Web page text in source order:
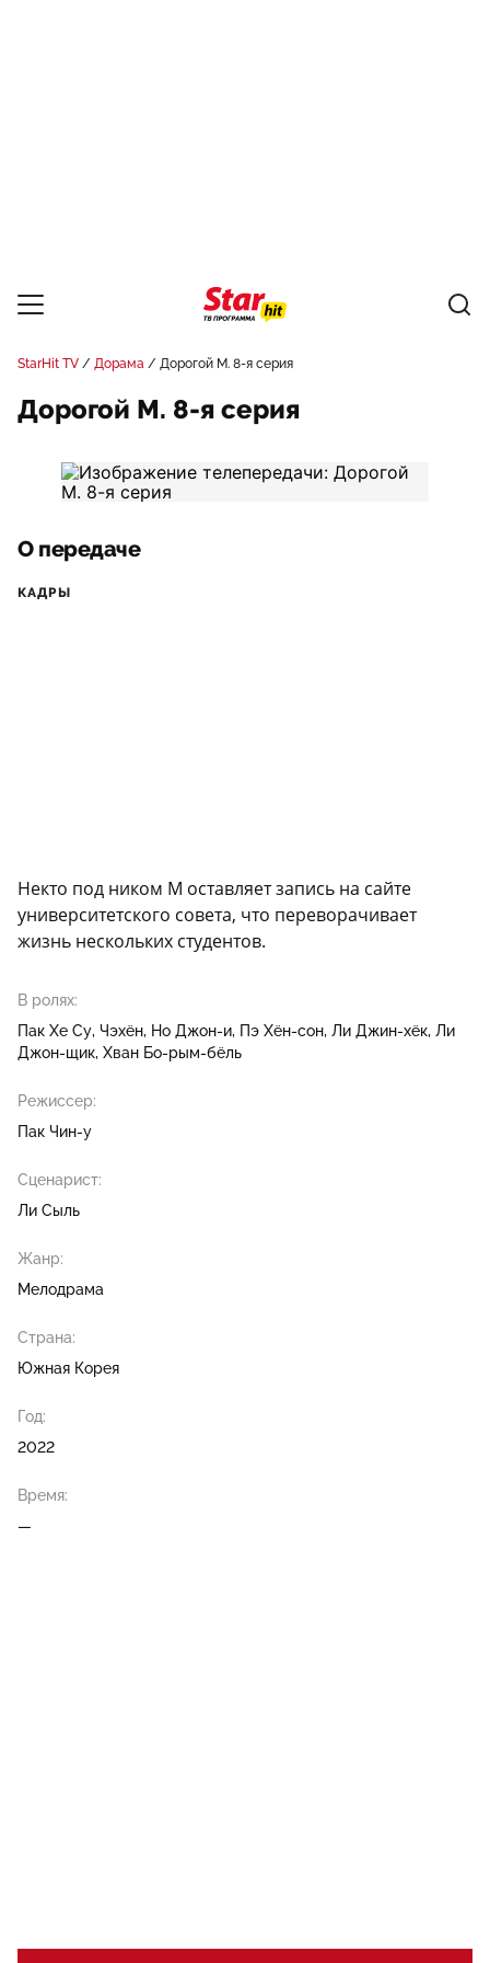
StarHit TV Дорама Дорогой М. 8-я серия
Дорогой М. 8-я серия
О передаче
КАДРЫ
Некто под ником M оставляет запись на сайте
университетского совета, что переворачивает
жизнь нескольких студентов.
В ролях:
Пак Хе Су Чэхён Но Джон-и Пэ Хён-сон Ли Джин-хёк Ли
Джон-щик Хван Бо-рым-бёль
Режиссер:
Пак Чин-у
Сценарист:
Ли Сыль
Жанр:
Мелодрама
Страна:
Южная Корея
Год:
2022
Время:
—